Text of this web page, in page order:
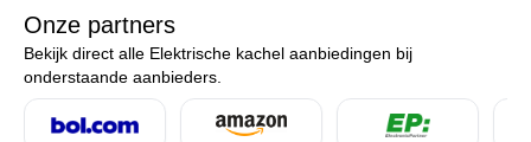
energiezuinige elektrische radiator? Dan is de keuze een
keramische.
Onze partners
Bekijk direct alle Elektrische kachel aanbiedingen bij
onderstaande aanbieders.